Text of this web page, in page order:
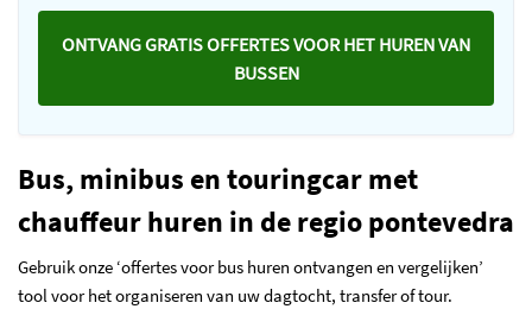
ONTVANG GRATIS OFFERTES VOOR HET HUREN VAN
BUSSEN
Bus, minibus en touringcar met
chauffeur huren in de regio pontevedra
Gebruik onze ‘offertes voor bus huren ontvangen en vergelijken’
tool voor het organiseren van uw dagtocht, transfer of tour.